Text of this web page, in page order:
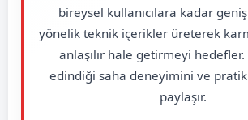
bireysel kullanıcılara kadar
yönelik teknik içerikler üreterek
anlaşılır hale getirmeyi
edindiği saha deneyimini ve
paylaşır.